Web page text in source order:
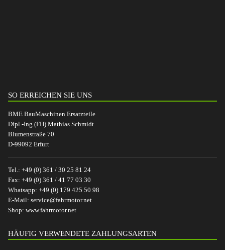
SO ERREICHEN SIE UNS
BME BauMaschinen Ersatzteile
Dipl.-Ing.(FH) Mathias Schmidt
Blumenstraße 70
D-99092 Erfurt
Tel.: +49 (0) 361 / 30 25 81 24
Fax: +49 (0) 361 / 41 77 03 30
Whatsapp: +49 (0) 179 425 50 98
E-Mail: service@fahrmotor.net
Shop: www.fahrmotor.net
HÄUFIG VERWENDETE ZAHLUNGSARTEN